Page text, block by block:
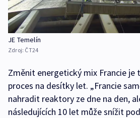
JE Temelín
Zdroj: ČT24
Změnit energetický mix Francie je
proces na desítky let. „Francie
nahradit reaktory ze dne na den,
následujících 10 let může snížit